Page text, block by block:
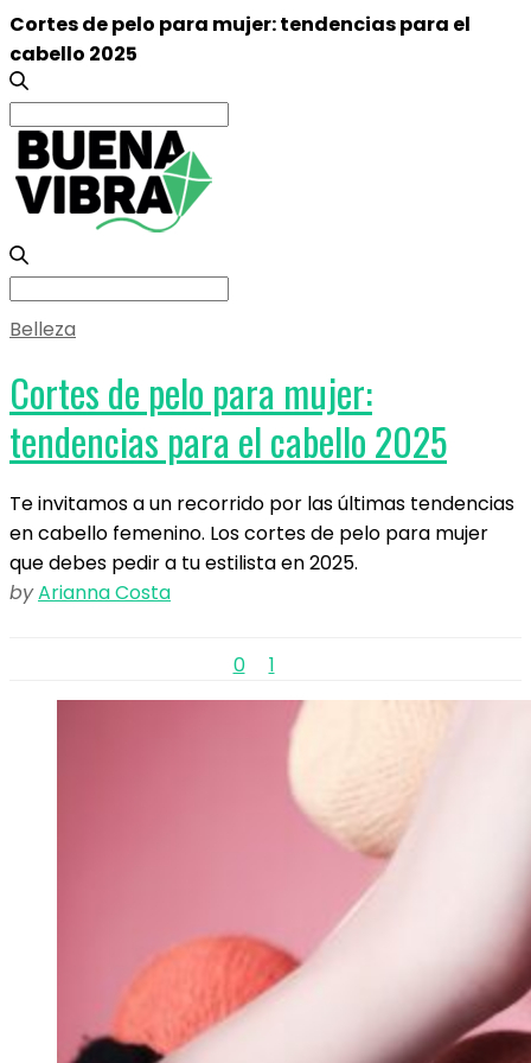
Cortes de pelo para mujer: tendencias para el
cabello 2025
Search
for:
Search
Belleza
Cortes de pelo para mujer:
tendencias para el cabello 2025
Te invitamos a un recorrido por las últimas tendencias
en cabello femenino. Los cortes de pelo para mujer
que debes pedir a tu estilista en 2025.
byArianna Costa
0 1